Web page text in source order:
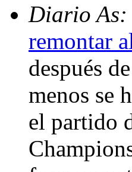
Diario As:
remontar
después
menos se
el partido